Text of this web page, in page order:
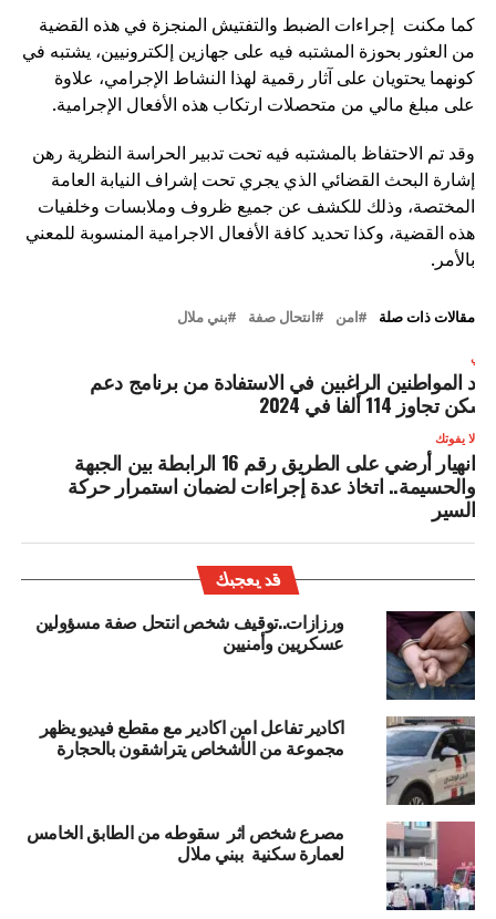
كما مكنت إجراءات الضبط والتفتيش المنجزة في هذه القضية
من العثور بحوزة المشتبه فيه على جهازين إلكترونيين، يشتبه في
كونهما يحتويان على آثار رقمية لهذا النشاط الإجرامي، علاوة
على مبلغ مالي من متحصلات ارتكاب هذه الأفعال الإجرامية.
وقد تم الاحتفاظ بالمشتبه فيه تحت تدبير الحراسة النظرية رهن
إشارة البحث القضائي الذي يجري تحت إشراف النيابة العامة
المختصة، وذلك للكشف عن جميع ظروف وملابسات وخلفيات
هذه القضية، وكذا تحديد كافة الأفعال الاجرامية المنسوبة للمعني
بالأمر.
مقالات ذات صلة امن انتحال صفة بني ملال
المواطنين الراغبين في الاستفادة من برنامج دعم
تجاوز 114 ألفا في 2024
لا يفوتك
انهيار أرضي على الطريق رقم 16 الرابطة بين الجبهة
والحسيمة.. اتخاذ عدة إجراءات لضمان استمرار حركة
السير
قد يعجبك
ورزازات..توقيف شخص انتحل صفة مسؤولين
عسكريين وأمنيين
اكادير تفاعل امن اكادير مع مقطع فيديو يظهر
مجموعة من الأشخاص يتراشقون بالحجارة
مصرع شخص اثر سقوطه من الطابق الخامس
لعمارة سكنية ببني ملال